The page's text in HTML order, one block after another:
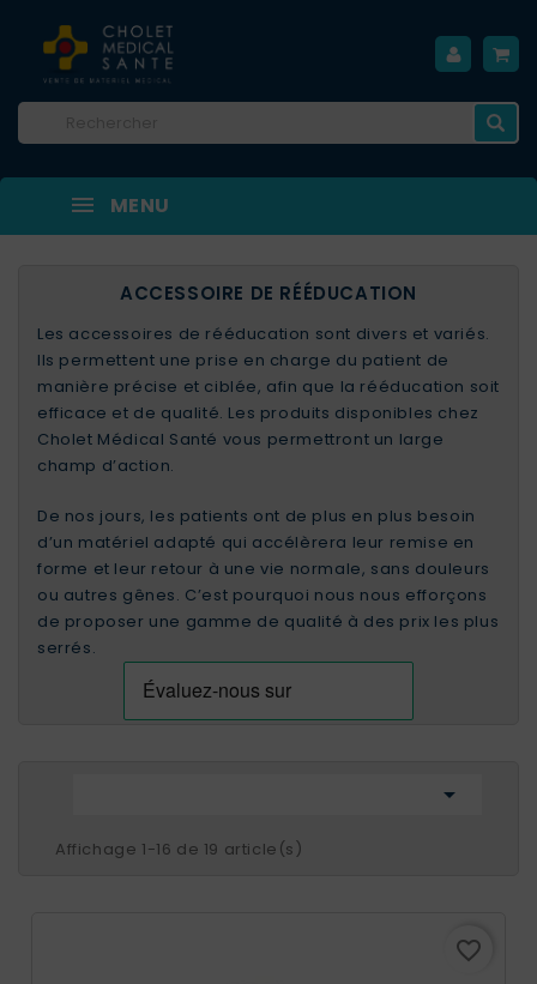
MENU
ACCESSOIRE DE RÉÉDUCATION
Les accessoires de rééducation sont divers et variés.
Ils permettent une prise en charge du patient de
manière précise et ciblée, afin que la rééducation soit
efficace et de qualité. Les produits disponibles chez
Cholet Médical Santé vous permettront un large
champ d’action.
De nos jours, les patients ont de plus en plus besoin
d’un matériel adapté qui accélèrera leur remise en
forme et leur retour à une vie normale, sans douleurs
ou autres gênes. C’est pourquoi nous nous efforçons
de proposer une gamme de qualité à des prix les plus
serrés.

Affichage 1-16 de 19 article(s)
favorite_border